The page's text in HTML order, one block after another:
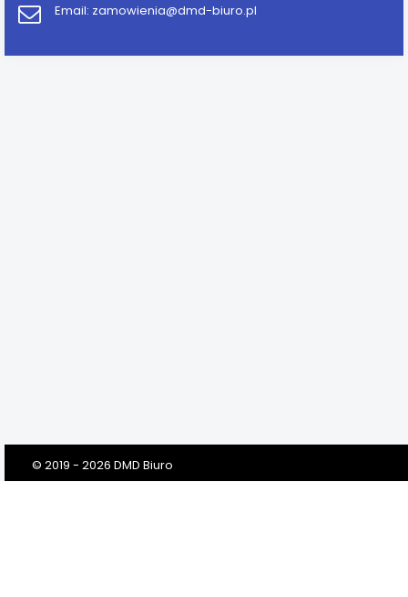
Email: zamowienia@dmd-biuro.pl
© 2019 - 2026 DMD Biuro